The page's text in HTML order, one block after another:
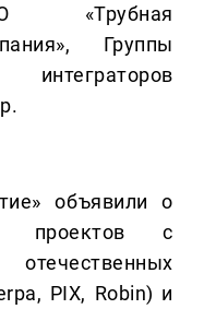
«Трубная
Группы
объявили о
проектов с
PIX, Robin) и